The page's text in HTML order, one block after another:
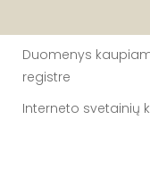
Duomenys
registre
Interneto svetainių